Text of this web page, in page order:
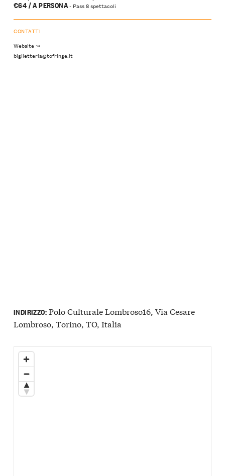
€64 / A PERSONA- Pass 8 spettacoli
CONTATTI
Website ↝
biglietteria@tofringe.it
INDIRIZZO:Polo Culturale Lombroso16, Via Cesare
Lombroso, Torino, TO, Italia